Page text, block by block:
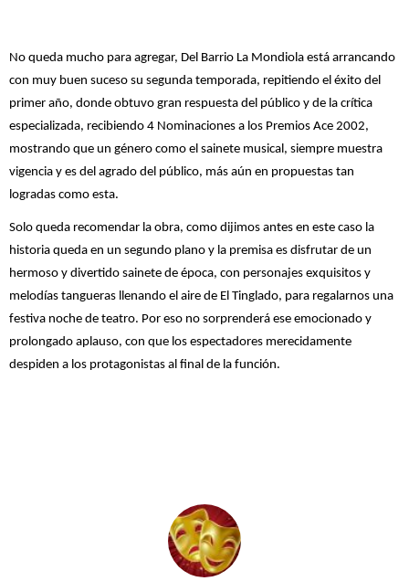
No queda mucho para agregar, Del Barrio La Mondiola está arrancando
con muy buen suceso su segunda temporada, repitiendo el éxito del
primer año, donde obtuvo gran respuesta del público y de la crítica
especializada, recibiendo 4 Nominaciones a los Premios Ace 2002,
mostrando que un género como el sainete musical, siempre muestra
vigencia y es del agrado del público, más aún en propuestas tan
logradas como esta.
Solo queda recomendar la obra, como dijimos antes en este caso la
historia queda en un segundo plano y la premisa es disfrutar de un
hermoso y divertido sainete de época, con personajes exquisitos y
melodías tangueras llenando el aire de El Tinglado, para regalarnos una
festiva noche de teatro. Por eso no sorprenderá ese emocionado y
prolongado aplauso, con que los espectadores merecidamente
despiden a los protagonistas al final de la función.